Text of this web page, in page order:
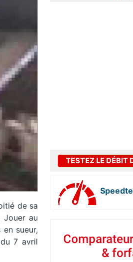
de sa
au
sueur,
7 avril
TESTEZ LE DÉBIT
&